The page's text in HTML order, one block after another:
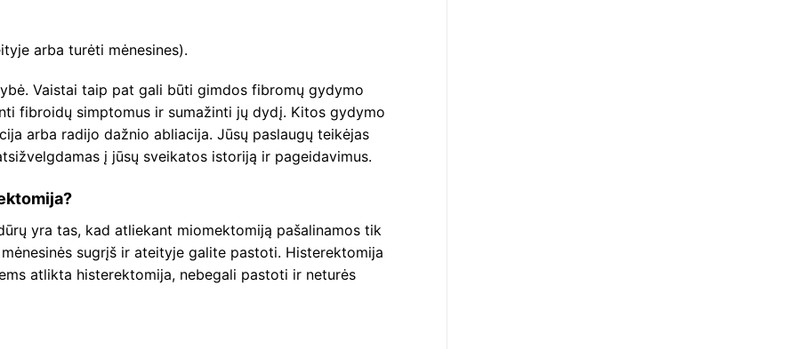
arba turėti mėnesines).
Vaistai taip pat gali būti gimdos fibromų gydymo
fibroidų simptomus ir sumažinti jų dydį. Kitos gydymo
arba radijo dažnio abliacija. Jūsų paslaugų teikėjas
į jūsų sveikatos istoriją ir pageidavimus.
yra tas, kad atliekant miomektomiją pašalinamos tik
sugrįš ir ateityje galite pastoti. Histerektomija
atlikta histerektomija, nebegali pastoti ir neturės